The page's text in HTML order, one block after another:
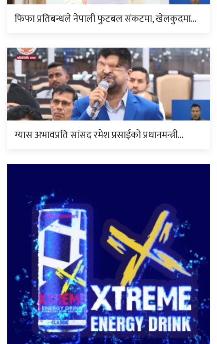
फिफा प्रतिबन्धले नेपाली फुटबल संकटमा, खेलकुदमा…
ग्यास अभावप्रति सांसद रमेश प्रसाईंको प्रधानमन्त्री…